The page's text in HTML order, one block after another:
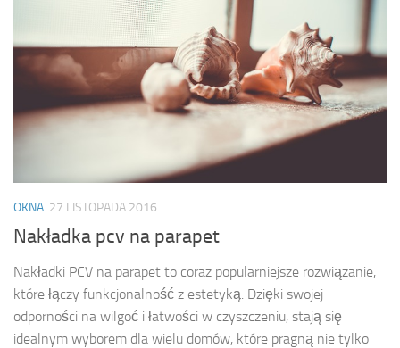
OKNA 27 LISTOPADA 2016
Nakładka pcv na parapet
Nakładki PCV na parapet to coraz popularniejsze rozwiązanie,
które łączy funkcjonalność z estetyką. Dzięki swojej
odporności na wilgoć i łatwości w czyszczeniu, stają się
idealnym wyborem dla wielu domów, które pragną nie tylko